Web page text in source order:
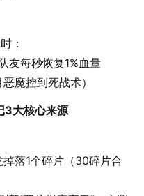
：
友每秒恢复1%血量
魔控到死战术）
3大核心来源
落1个碎片（30碎片合